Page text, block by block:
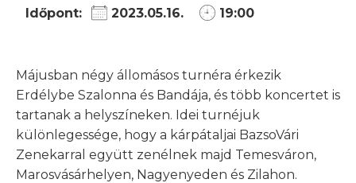
Időpont: 2023.05.16. 19:00
Májusban négy állomásos turnéra érkezik
Erdélybe Szalonna és Bandája, és több koncertet is
tartanak a helyszíneken. Idei turnéjuk
különlegessége, hogy a kárpátaljai BazsoVári
Zenekarral együtt zenélnek majd Temesváron,
Marosvásárhelyen, Nagyenyeden és Zilahon.